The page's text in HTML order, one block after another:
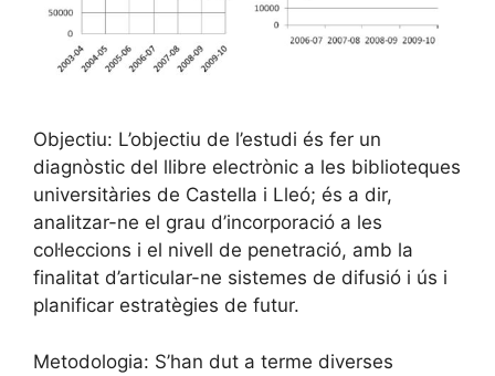
Objectiu: L’objectiu de l’estudi és fer un
diagnòstic del llibre electrònic a les biblioteques
universitàries de Castella i Lleó; és a dir,
analitzar-ne el grau d’incorporació a les
col·leccions i el nivell de penetració, amb la
finalitat d’articular-ne sistemes de difusió i ús i
planificar estratègies de futur.
Metodologia: S’han dut a terme diverses